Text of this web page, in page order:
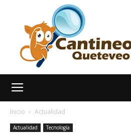
Inicio Actualidad
Actualidad Tecnología